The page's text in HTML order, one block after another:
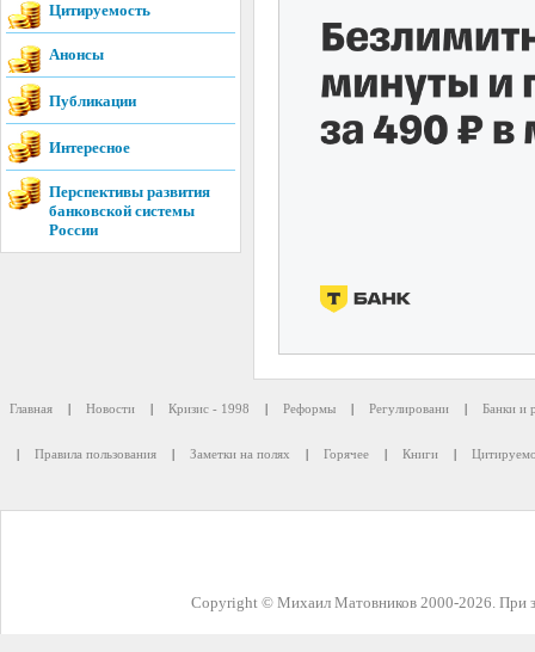
Цитируемость
Анонсы
Публикации
Интересное
Перспективы развития
банковской системы
России
Главная | Новости | Кризис - 1998 | Реформы | Регулировани | Банки и
| Правила пользования | Заметки на полях | Горячее | Книги |
Copyright © Михаил Матовников 2000-2026. При